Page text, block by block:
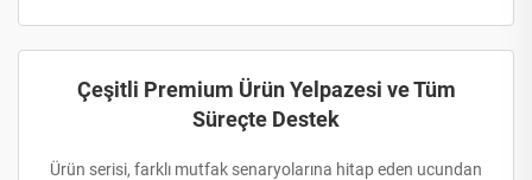
Çeşitli Premium Ürün Yelpazesi ve Tüm
Süreçte Destek
Ürün serisi, farklı mutfak senaryolarına hitap eden ucundan